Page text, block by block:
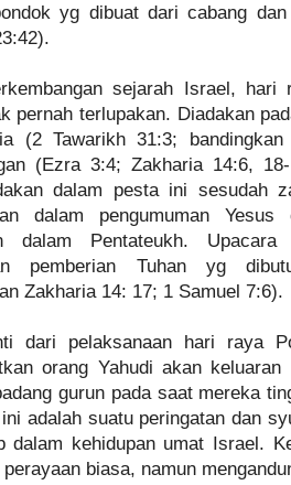
yg dibuat dari cabang
sejarah Israel,
pernah terlupakan. Diadakan
(2 Tawarikh 31:3;
(Ezra 3:4; Zakharia 14:6,
dalam pesta ini sesudah
dalam pengumuman
dalam Pentateukh.
pemberian Tuhan yg
Zakharia 14: 17; 1 Samuel 7:6).
dari pelaksanaan hari raya
orang Yahudi akan
gurun pada saat mereka
adalah suatu peringatan dan
dalam kehidupan umat Israel.
perayaan biasa, namun